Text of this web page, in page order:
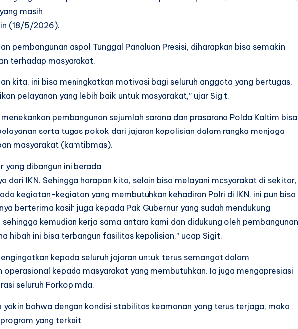
masih
(18/5/2026).
pembangunan aspol Tunggal Panaluan Presisi, diharapkan bisa semakin
terhadap masyarakat.
kita, ini bisa meningkatkan motivasi bagi seluruh anggota yang bertugas,
pelayanan yang lebih baik untuk masyarakat,” ujar Sigit.
pembangunan sejumlah sarana dan prasarana Polda Kaltim bisa
serta tugas pokok dari jajaran kepolisian dalam rangka menjaga
masyarakat (kamtibmas).
yang dibangun ini berada
dari IKN. Sehingga harapan kita, selain bisa melayani masyarakat di sekitar,
kegiatan-kegiatan yang membutuhkan kehadiran Polri di IKN, ini pun bisa
berterima kasih juga kepada Pak Gubernur yang sudah mendukung
sehingga kemudian kerja sama antara kami dan didukung oleh pembangunan
hibah ini bisa terbangun fasilitas kepolisian,” ucap Sigit.
kepada seluruh jajaran untuk terus semangat dalam
operasional kepada masyarakat yang membutuhkan. Ia juga mengapresiasi
seluruh Forkopimda.
yakin bahwa dengan kondisi stabilitas keamanan yang terus terjaga, maka
yang terkait